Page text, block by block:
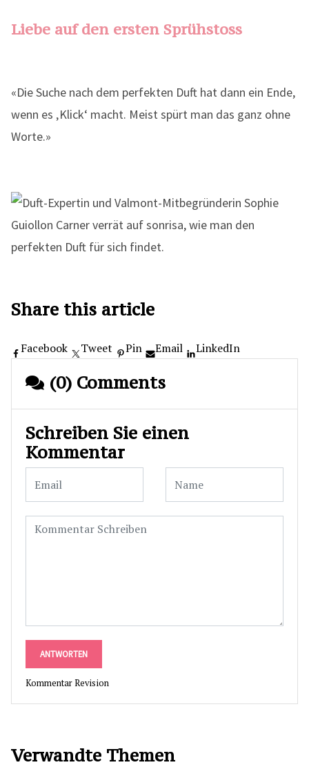
Liebe auf den ersten Sprühstoss
«Die Suche nach dem perfekten Duft hat dann ein Ende,
wenn es ‚Klick‘ macht. Meist spürt man das ganz ohne
Worte.»
Share this article
Facebook Tweet Pin Email LinkedIn
(0) Comments
Schreiben Sie einen
Kommentar
ANTWORTEN
Kommentar Revision
Verwandte Themen